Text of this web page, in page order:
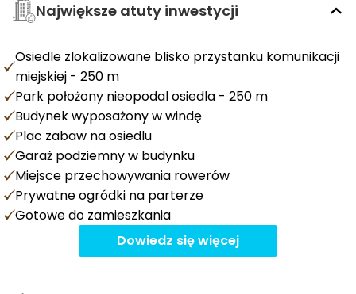
Największe atuty inwestycji
Osiedle zlokalizowane blisko przystanku komunikacji
miejskiej - 250 m
Park położony nieopodal osiedla - 250 m
Budynek wyposażony w windę
Plac zabaw na osiedlu
Garaż podziemny w budynku
Miejsce przechowywania rowerów
Prywatne ogródki na parterze
Gotowe do zamieszkania
Dowiedz się więcej